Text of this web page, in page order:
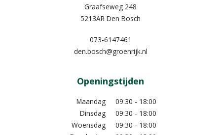
Graafseweg 248
5213AR Den Bosch
073-6147461
den.bosch@groenrijk.nl
Openingstijden
Maandag
09:30 - 18:00
Dinsdag
09:30 - 18:00
Woensdag
09:30 - 18:00